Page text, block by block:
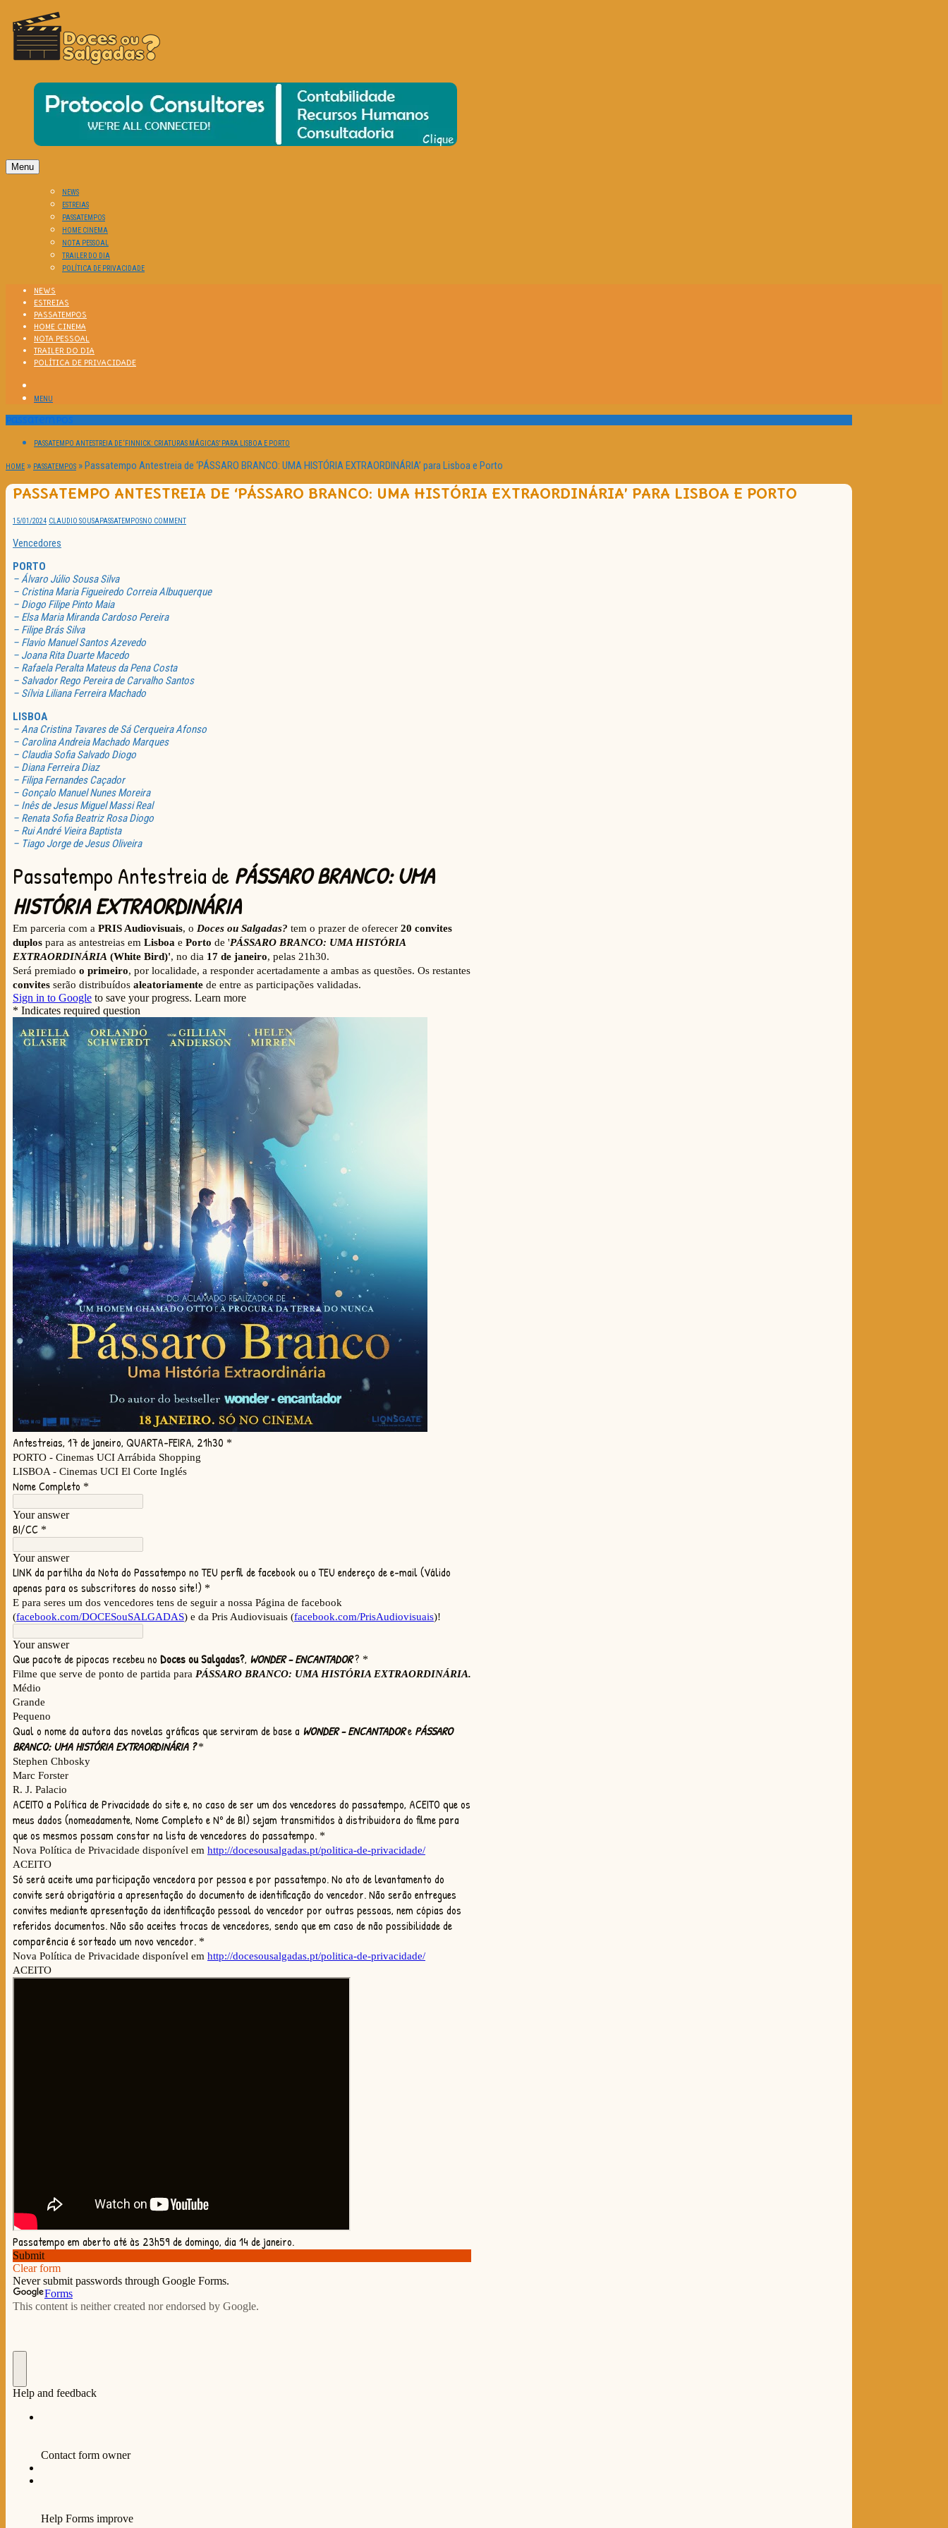
DOCES OU SALGADAS?
O Cinema? Uma Paixão!!
Menu
NEWS
ESTREIAS
PASSATEMPOS
HOME CINEMA
NOTA PESSOAL
TRAILER DO DIA
POLÍTICA DE PRIVACIDADE
NEWS
ESTREIAS
PASSATEMPOS
HOME CINEMA
NOTA PESSOAL
TRAILER DO DIA
POLÍTICA DE PRIVACIDADE
MENU
Passatempos
PASSATEMPO ANTESTREIA DE ‘FINNICK: CRIATURAS MÁGICAS’ PARA LISBOA E PORTO
HOME » PASSATEMPOS »Passatempo Antestreia de ‘PÁSSARO BRANCO: UMA HISTÓRIA EXTRAORDINÁRIA’ para Lisboa e Porto
PASSATEMPO ANTESTREIA DE ‘PÁSSARO BRANCO: UMA HISTÓRIA EXTRAORDINÁRIA’ PARA LISBOA E PORTO
15/01/2024 CLAUDIO SOUSAPASSATEMPOSNO COMMENT
Vencedores
PORTO
– Álvaro Júlio Sousa Silva
– Cristina Maria Figueiredo Correia Albuquerque
– Diogo Filipe Pinto Maia
– Elsa Maria Miranda Cardoso Pereira
– Filipe Brás Silva
– Flavio Manuel Santos Azevedo
– Joana Rita Duarte Macedo
– Rafaela Peralta Mateus da Pena Costa
– Salvador Rego Pereira de Carvalho Santos
– Sílvia Liliana Ferreira Machado
LISBOA
– Ana Cristina Tavares de Sá Cerqueira Afonso
– Carolina Andreia Machado Marques
– Claudia Sofia Salvado Diogo
– Diana Ferreira Diaz
– Filipa Fernandes Caçador
– Gonçalo Manuel Nunes Moreira
– Inês de Jesus Miguel Massi Real
– Renata Sofia Beatriz Rosa Diogo
– Rui André Vieira Baptista
– Tiago Jorge de Jesus Oliveira